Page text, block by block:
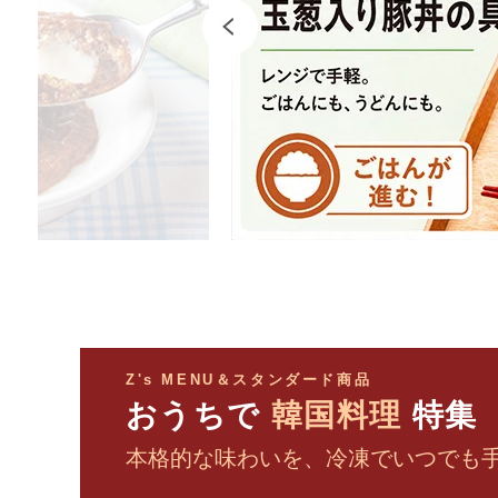
Z's MENU＆スタンダード商品
おうちで 韓国料理 特集
本格的な味わいを、冷凍でいつでも